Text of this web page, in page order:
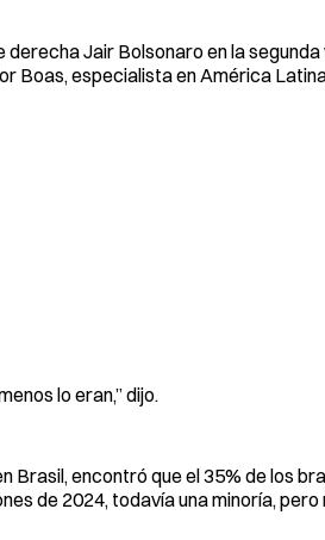
Jair Bolsonaro en la segunda
Boas, especialista en América
lo eran,” dijo.
Brasil, encontró que el 35% de los
de 2024, todavía una minoría,